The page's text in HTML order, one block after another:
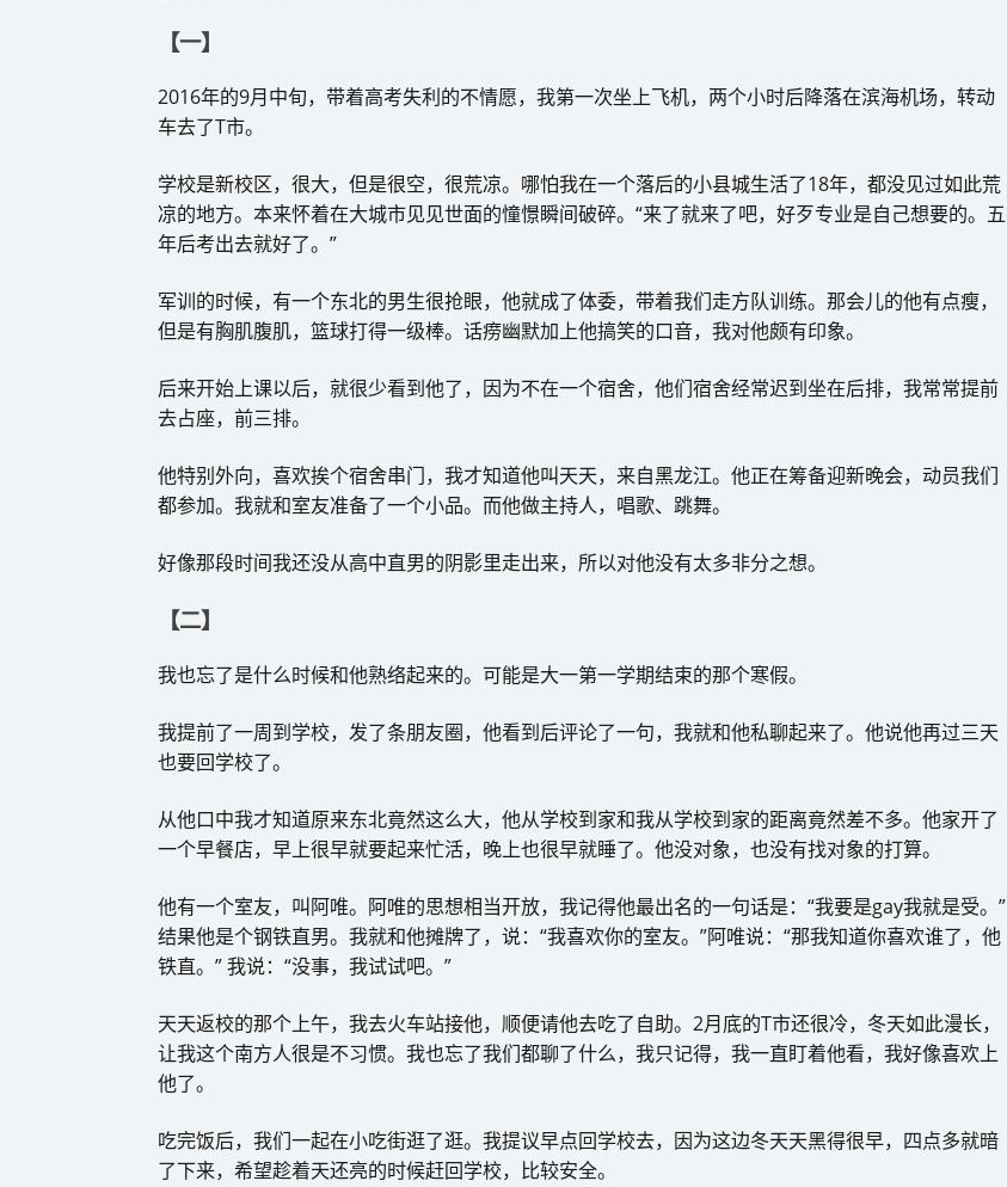
【一】
2016年的9月中旬，带着高考失利的不情愿，我第一次坐上飞机，两个小时后降落在滨海机场，转动
车去了T市。
学校是新校区，很大，但是很空，很荒凉。哪怕我在一个落后的小县城生活了18年，都没见过如此荒
凉的地方。本来怀着在大城市见见世面的憧憬瞬间破碎。“来了就来了吧，好歹专业是自己想要的。五
年后考出去就好了。”
军训的时候，有一个东北的男生很抢眼，他就成了体委，带着我们走方队训练。那会儿的他有点瘦，
但是有胸肌腹肌，篮球打得一级棒。话痨幽默加上他搞笑的口音，我对他颇有印象。
后来开始上课以后，就很少看到他了，因为不在一个宿舍，他们宿舍经常迟到坐在后排，我常常提前
去占座，前三排。
他特别外向，喜欢挨个宿舍串门，我才知道他叫天天，来自黑龙江。他正在筹备迎新晚会，动员我们
都参加。我就和室友准备了一个小品。而他做主持人，唱歌、跳舞。
好像那段时间我还没从高中直男的阴影里走出来，所以对他没有太多非分之想。
【二】
我也忘了是什么时候和他熟络起来的。可能是大一第一学期结束的那个寒假。
我提前了一周到学校，发了条朋友圈，他看到后评论了一句，我就和他私聊起来了。他说他再过三天
也要回学校了。
从他口中我才知道原来东北竟然这么大，他从学校到家和我从学校到家的距离竟然差不多。他家开了
一个早餐店，早上很早就要起来忙活，晚上也很早就睡了。他没对象，也没有找对象的打算。
他有一个室友，叫阿唯。阿唯的思想相当开放，我记得他最出名的一句话是：“我要是gay我就是受。”
结果他是个钢铁直男。我就和他摊牌了，说：“我喜欢你的室友。”阿唯说：“那我知道你喜欢谁了，他
铁直。” 我说：“没事，我试试吧。”
天天返校的那个上午，我去火车站接他，顺便请他去吃了自助。2月底的T市还很冷，冬天如此漫长，
让我这个南方人很是不习惯。我也忘了我们都聊了什么，我只记得，我一直盯着他看，我好像喜欢上
他了。
吃完饭后，我们一起在小吃街逛了逛。我提议早点回学校去，因为这边冬天天黑得很早，四点多就暗
了下来，希望趁着天还亮的时候赶回学校，比较安全。